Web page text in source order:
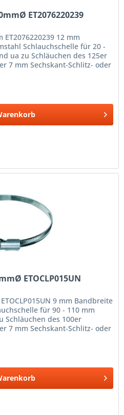
ET2076220239
ET2076220239 12 mm
Schlauchschelle für 20 -
ua zu Schläuchen des 125er
7 mm Sechskant-Schlitz- oder
ETOCLP015UN
9 mm Bandbreite
für 90 - 110 mm
Schläuchen des 100er
7 mm Sechskant-Schlitz- oder